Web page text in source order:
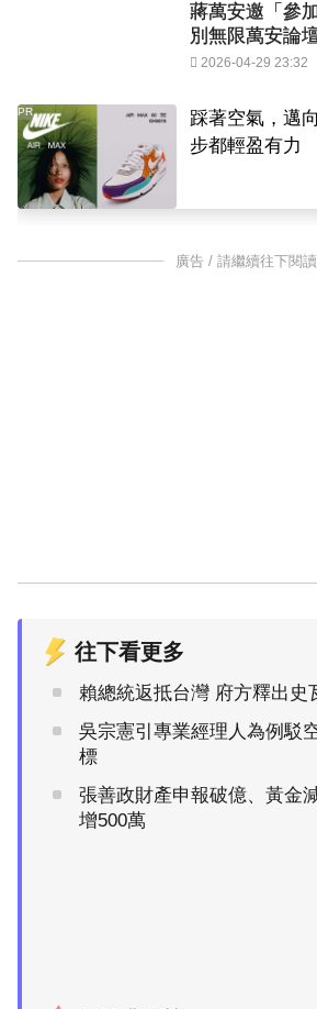
蔣萬安邀「參
別無限萬安論
2026-04-29 23:32
踩著空氣，邁
步都輕盈有力
PR
廣告 / 請繼續往下閱讀
往下看更多
賴總統返抵台灣 府方釋出史
吳宗憲引專業經理人為例駁
標
張善政財產申報破億、黃金
增500萬